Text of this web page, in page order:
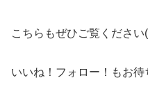
こちらもぜひご覧くださ
いいね！フォロー！もお待